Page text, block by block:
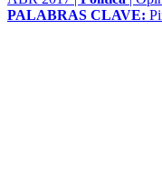
PALABRAS CLAVE: